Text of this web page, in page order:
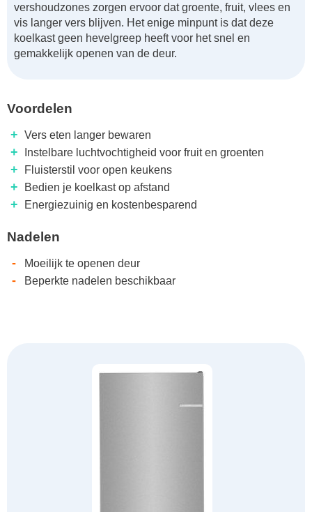
vershoudzones zorgen ervoor dat groente, fruit, vlees en
vis langer vers blijven. Het enige minpunt is dat deze
koelkast geen hevelgreep heeft voor het snel en
gemakkelijk openen van de deur.
Voordelen
+ Vers eten langer bewaren
+ Instelbare luchtvochtigheid voor fruit en groenten
+ Fluisterstil voor open keukens
+ Bedien je koelkast op afstand
+ Energiezuinig en kostenbesparend
Nadelen
- Moeilijk te openen deur
- Beperkte nadelen beschikbaar